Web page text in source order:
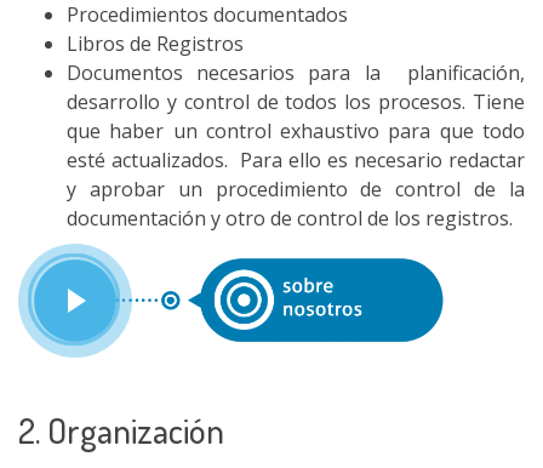
Procedimientos documentados
Libros de Registros
Documentos necesarios para la planificación,
desarrollo y control de todos los procesos. Tiene
que haber un control exhaustivo para que todo
esté actualizados. Para ello es necesario redactar
y aprobar un procedimiento de control de la
documentación y otro de control de los registros.
2. Organización